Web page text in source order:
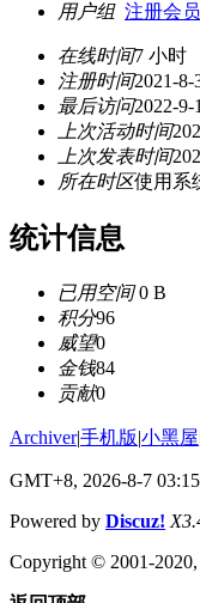
用户组 注册会员
在线时间7 小时
注册时间2021-8-
最后访问2022-9-
上次活动时间
上次发表时间
所在时区使用系
统计信息
已用空间0 B
积分96
威望0
金钱84
贡献0
Archiver|手机版|小黑屋
GMT+8, 2026-8-7 03:15
Powered by Discuz!
Copyright © 2001-2020,